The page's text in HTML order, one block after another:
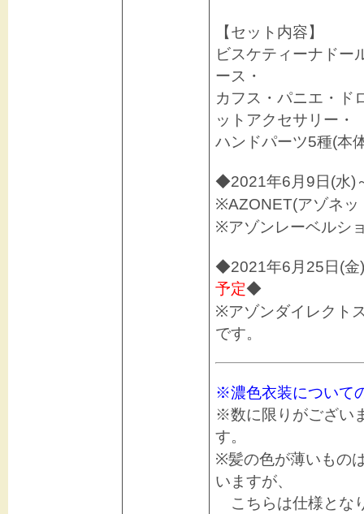
【セット内容】
ビスケティーナドー
ース・
カフス・パニエ・ド
ットアクセサリー・
ハンドパーツ5種(本
◆2021年6月9日(水)
※AZONET(アゾネッ
※アゾンレーベルシ
◆2021年6月25日(金
予定◆
※アゾンダイレクト
です。
※濃色衣装について
※数に限りがござい
す。
※髪の色が薄いもの
いますが、
こちらは仕様とな